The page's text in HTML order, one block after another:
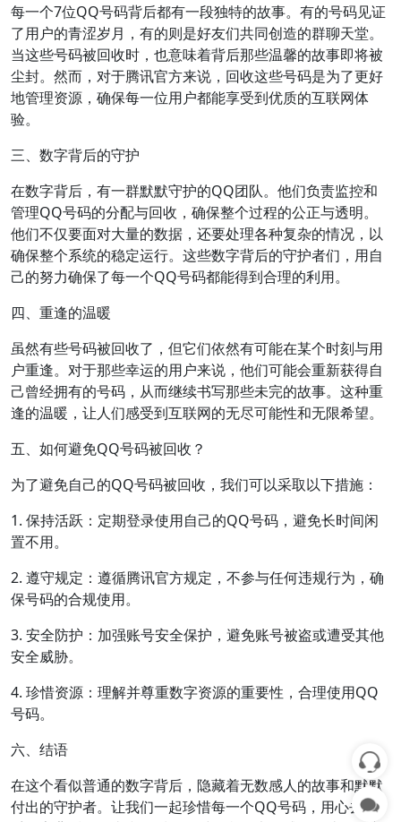
每一个7位QQ号码背后都有一段独特的故事。有的号码见证
了用户的青涩岁月，有的则是好友们共同创造的群聊天堂。
当这些号码被回收时，也意味着背后那些温馨的故事即将被
尘封。然而，对于腾讯官方来说，回收这些号码是为了更好
地管理资源，确保每一位用户都能享受到优质的互联网体
验。
三、数字背后的守护
在数字背后，有一群默默守护的QQ团队。他们负责监控和
管理QQ号码的分配与回收，确保整个过程的公正与透明。
他们不仅要面对大量的数据，还要处理各种复杂的情况，以
确保整个系统的稳定运行。这些数字背后的守护者们，用自
己的努力确保了每一个QQ号码都能得到合理的利用。
四、重逢的温暖
虽然有些号码被回收了，但它们依然有可能在某个时刻与用
户重逢。对于那些幸运的用户来说，他们可能会重新获得自
己曾经拥有的号码，从而继续书写那些未完的故事。这种重
逢的温暖，让人们感受到互联网的无尽可能性和无限希望。
五、如何避免QQ号码被回收？
为了避免自己的QQ号码被回收，我们可以采取以下措施：
1. 保持活跃：定期登录使用自己的QQ号码，避免长时间闲
置不用。
2. 遵守规定：遵循腾讯官方规定，不参与任何违规行为，确
保号码的合规使用。
3. 安全防护：加强账号安全保护，避免账号被盗或遭受其他
安全威胁。
4. 珍惜资源：理解并尊重数字资源的重要性，合理使用QQ
号码。
六、结语
在这个看似普通的数字背后，隐藏着无数感人的故事和默默
付出的守护者。让我们一起珍惜每一个QQ号码，用心去感